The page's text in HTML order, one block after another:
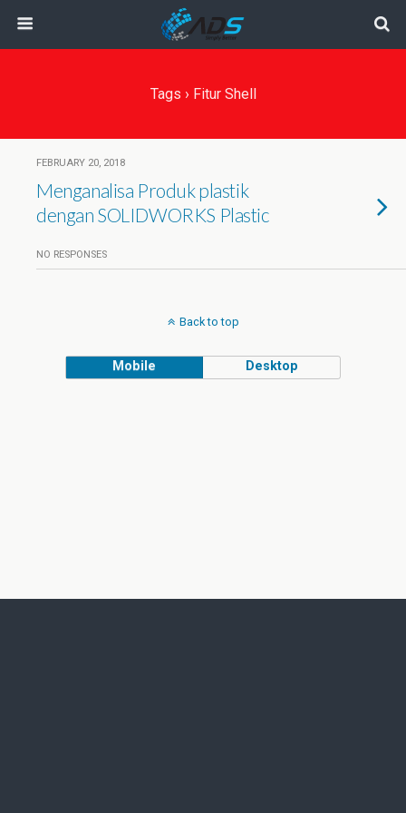
Tags › Fitur Shell
FEBRUARY 20, 2018
Menganalisa Produk plastik
dengan SOLIDWORKS Plastic
NO RESPONSES
Back to top
Mobile Desktop